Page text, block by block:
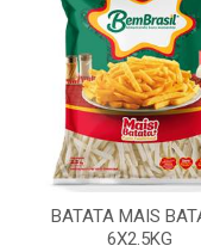
BATATA MAIS
6X2.5KG